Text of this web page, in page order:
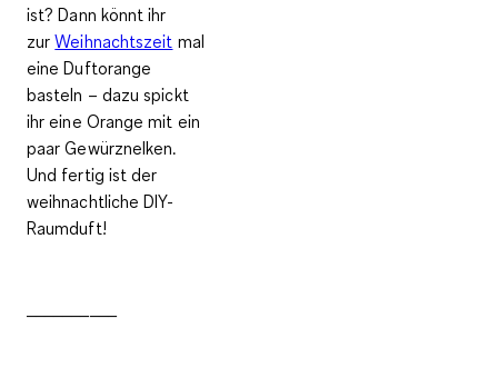
ist? Dann könnt ihr
zurWeihnachtszeit mal
eine Duftorange
basteln – dazu spickt
ihr eine Orange mit ein
paar Gewürznelken.
Und fertig ist der
weihnachtliche DIY-
Raumduft!